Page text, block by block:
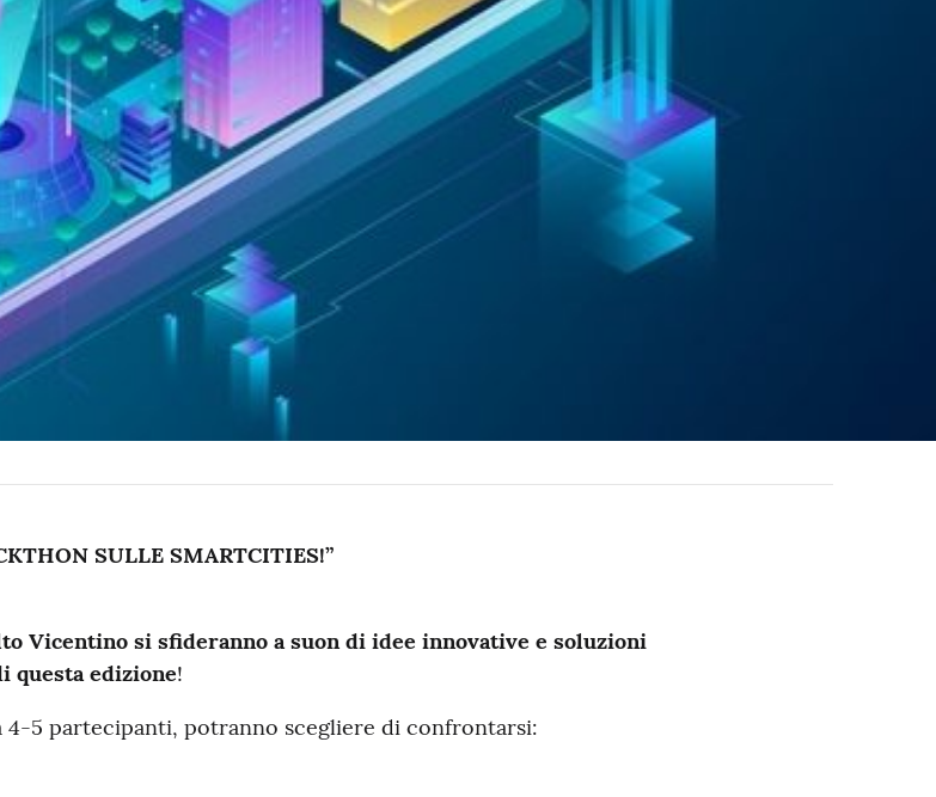
SULLE SMARTCITIES!”
Vicentino si sfideranno a suon di idee innovative e soluzioni
questa edizione!
4-5 partecipanti, potranno scegliere di confrontarsi: